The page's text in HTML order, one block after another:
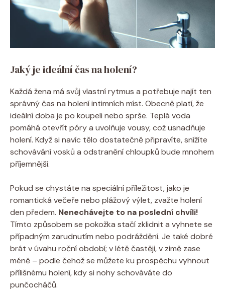
Jaký je ideální čas na holení?
Každá žena má svůj vlastní rytmus a potřebuje najít ten
správný čas na holení intimních míst. Obecně platí, že
ideální doba je po koupeli nebo sprše. Teplá voda
pomáhá otevřít póry a uvolňuje vousy, což usnadňuje
holení. Když si navíc tělo dostatečně připravíte, snížíte
schovávání vosků a odstranění chloupků bude mnohem
příjemnější.
Pokud se chystáte na speciální příležitost, jako je
romantická večeře nebo plážový výlet, zvažte holení
den předem. Nenechávejte to na poslední chvíli!
Tímto způsobem se pokožka stačí zklidnit a vyhnete se
případným zarudnutím nebo podráždění. Je také dobré
brát v úvahu roční období; v létě častěji, v zimě zase
méně – podle čehož se můžete ku prospěchu vyhnout
přílišnému holení, kdy si nohy schováváte do
punčocháčů.